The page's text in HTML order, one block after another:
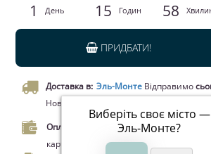
1 День 15 Годин 58
ПРИДБАТИ!
Доставка в: Эль-Монте
Виберіть своє місто —
Эль-Монте?
Відправимо
Нової пошти чи кур’єром.
Оплата.
Оплата при отриманні товару,
карткою Visa/MasterCard, Google Pay,